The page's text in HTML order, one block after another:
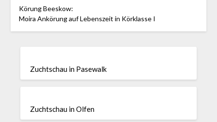
Körung Beeskow:
Moira Ankörung auf Lebenszeit in Körklasse I
Zuchtschau in Pasewalk
Zuchtschau in Olfen